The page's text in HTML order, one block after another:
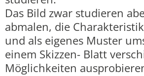
Das Bild zwar studieren
abmalen, die
und als eigenes Muster
einem Skizzen- Blatt
Möglichkeiten